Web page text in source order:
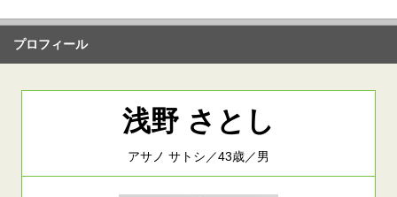
プロフィール
浅野 さとし
アサノ サトシ／43歳／男